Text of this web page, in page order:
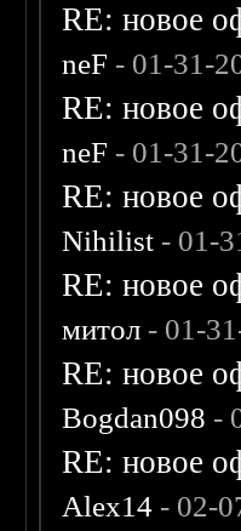
RE: новое
neF - 01-31-
RE: новое
neF - 01-31-
RE: новое
Nihilist - 01-
RE: новое
митол - 01-
RE: новое
Bogdan098 -
RE: новое
Alex14 - 02-